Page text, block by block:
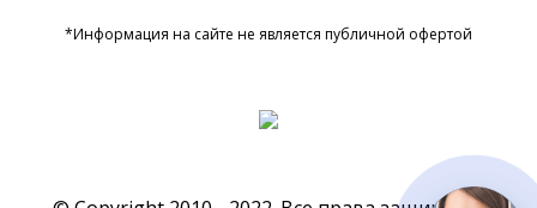
*Информация на сайте не является публичной офертой